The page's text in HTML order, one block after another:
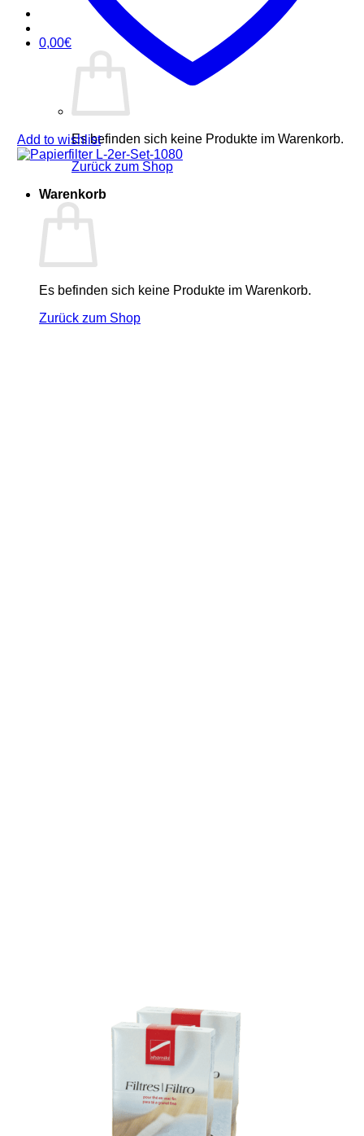
0,00€
Es befinden sich keine Produkte im Warenkorb.
Zurück zum Shop
Warenkorb
Es befinden sich keine Produkte im Warenkorb.
Zurück zum Shop
Add to wishlist